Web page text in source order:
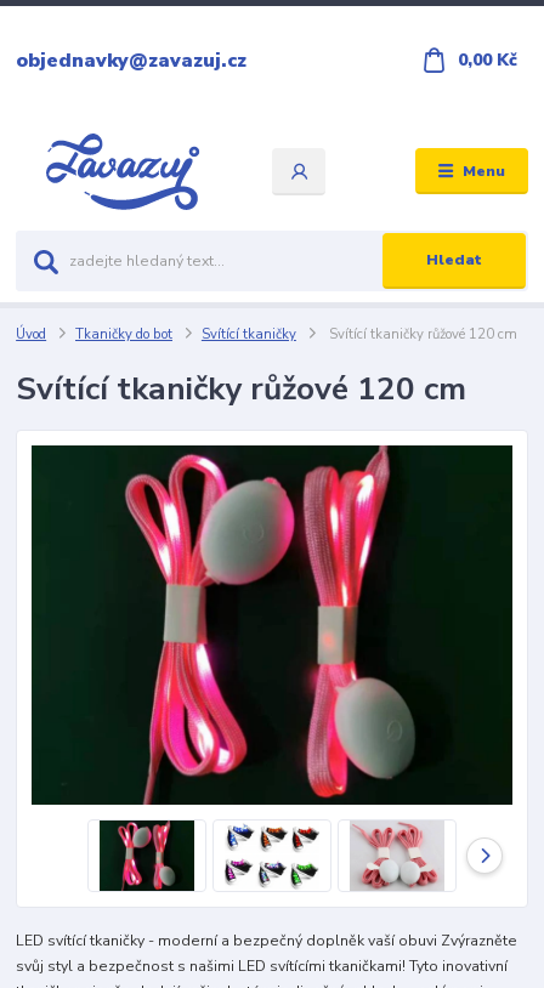
Menu
Hledat
objednavky@zavazuj.cz 0,00 Kč
Úvod Tkaničky do bot Svítící tkaničky Svítící tkaničky růžové 120 cm
Svítící tkaničky růžové 120 cm
LED svítící tkaničky - moderní a bezpečný doplněk vaší obuvi Zvýrazněte
svůj styl a bezpečnost s našimi LED svítícími tkaničkami! Tyto inovativní